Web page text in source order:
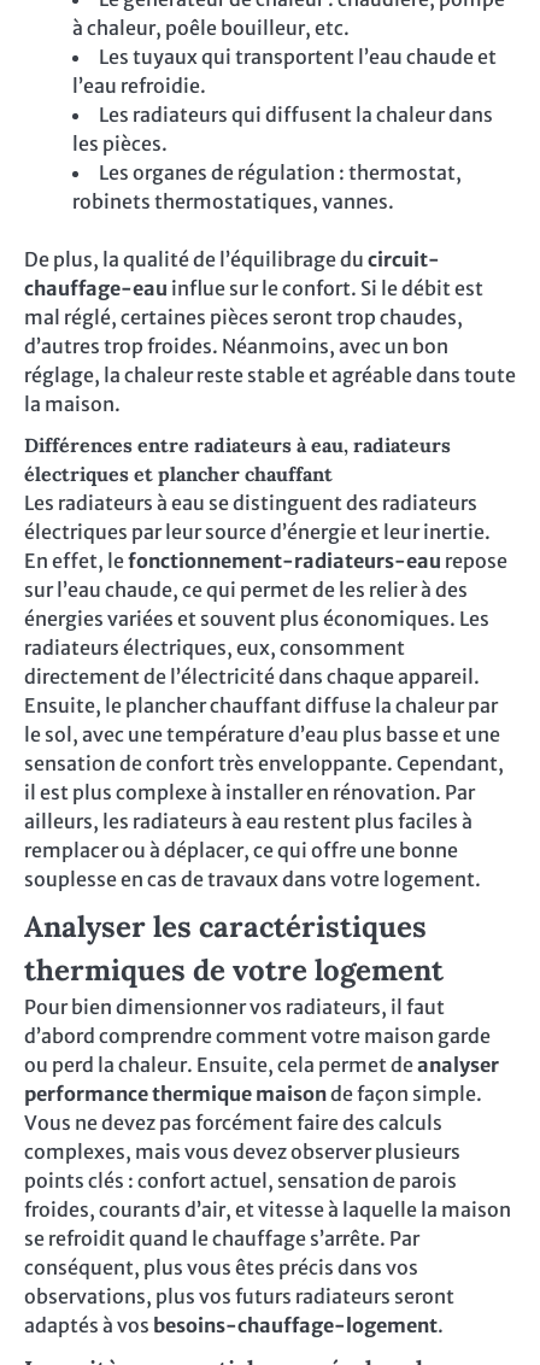
à chaleur, poêle bouilleur, etc.
Les tuyaux qui transportent l’eau chaude et
l’eau refroidie.
Les radiateurs qui diffusent la chaleur dans
les pièces.
Les organes de régulation : thermostat,
robinets thermostatiques, vannes.
De plus, la qualité de l’équilibrage du circuit-
chauffage-eau influe sur le confort. Si le débit est
mal réglé, certaines pièces seront trop chaudes,
d’autres trop froides. Néanmoins, avec un bon
réglage, la chaleur reste stable et agréable dans toute
la maison.
Différences entre radiateurs à eau, radiateurs
électriques et plancher chauffant
Les radiateurs à eau se distinguent des radiateurs
électriques par leur source d’énergie et leur inertie.
En effet, lefonctionnement-radiateurs-eau repose
sur l’eau chaude, ce qui permet de les relier à des
énergies variées et souvent plus économiques. Les
radiateurs électriques, eux, consomment
directement de l’électricité dans chaque appareil.
Ensuite, le plancher chauffant diffuse la chaleur par
le sol, avec une température d’eau plus basse et une
sensation de confort très enveloppante. Cependant,
il est plus complexe à installer en rénovation. Par
ailleurs, les radiateurs à eau restent plus faciles à
remplacer ou à déplacer, ce qui offre une bonne
souplesse en cas de travaux dans votre logement.
Analyser les caractéristiques
thermiques de votre logement
Pour bien dimensionner vos radiateurs, il faut
d’abord comprendre comment votre maison garde
ou perd la chaleur. Ensuite, cela permet deanalyser
performance thermique maisonde façon simple.
Vous ne devez pas forcément faire des calculs
complexes, mais vous devez observer plusieurs
points clés : confort actuel, sensation de parois
froides, courants d’air, et vitesse à laquelle la maison
se refroidit quand le chauffage s’arrête. Par
conséquent, plus vous êtes précis dans vos
observations, plus vos futurs radiateurs seront
adaptés à vos besoins-chauffage-logement.